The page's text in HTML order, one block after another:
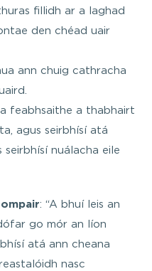
fillidh ar a laghad
den chéad uair
ann chuig cathracha
feabhsaithe a thabhairt
agus seirbhísí atá
seirbhísí nuálacha eile
: “A bhuí leis an
go mór an líon
atá ann cheana
nasc